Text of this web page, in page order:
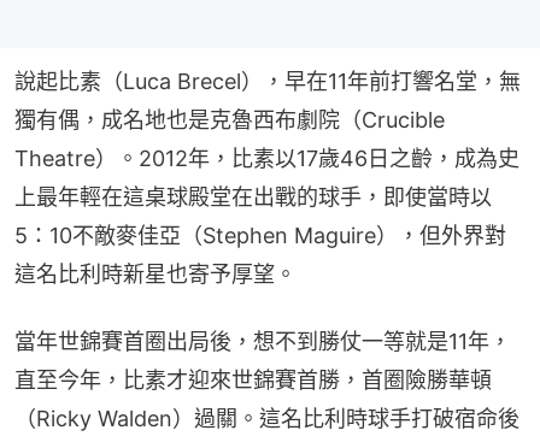
說起比素（Luca Brecel），早在11年前打響名堂，無
獨有偶，成名地也是克魯西布劇院（Crucible
Theatre）。2012年，比素以17歲46日之齡，成為史
上最年輕在這桌球殿堂在出戰的球手，即使當時以
5：10不敵麥佳亞（Stephen Maguire），但外界對
這名比利時新星也寄予厚望。
當年世錦賽首圈出局後，想不到勝仗一等就是11年，
直至今年，比素才迎來世錦賽首勝，首圈險勝華頓
（Ricky Walden）過關。這名比利時球手打破宿命後